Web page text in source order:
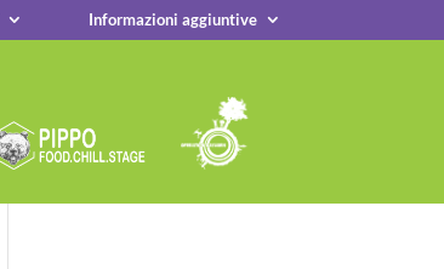
Informazioni aggiuntive